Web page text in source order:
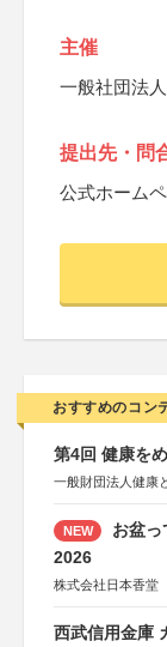
主催
一般社団法
提出先・問
公式ホーム
おすすめのコン
第4回 健康を
一般財団法人健康
NEW
お盆っ
2026
株式会社日本香堂
西武信用金庫